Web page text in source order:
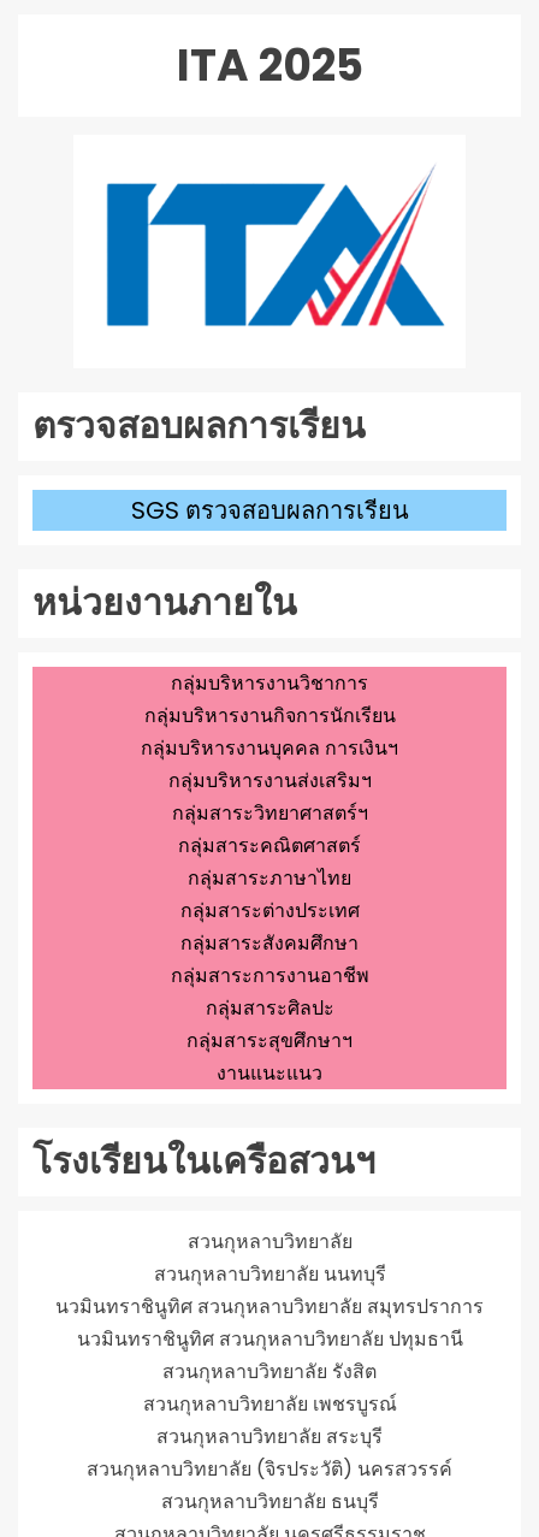
ITA 2025
ตรวจสอบผลการเรียน
SGS ตรวจสอบผลการเรียน
หน่วยงานภายใน
กลุ่มบริหารงานวิชาการ
กลุ่มบริหารงานกิจการนักเรียน
กลุ่มบริหารงานบุคคล การเงินฯ
กลุ่มบริหารงานส่งเสริมฯ
กลุ่มสาระวิทยาศาสตร์ฯ
กลุ่มสาระคณิตศาสตร์
กลุ่มสาระภาษาไทย
กลุ่มสาระต่างประเทศ
กลุ่มสาระสังคมศึกษา
กลุ่มสาระการงานอาชีพ
กลุ่มสาระศิลปะ
กลุ่มสาระสุขศึกษาฯ
งานแนะแนว
โรงเรียนในเครือสวนฯ
สวนกุหลาบวิทยาลัย
สวนกุหลาบวิทยาลัย นนทบุรี
นวมินทราชินูทิศ สวนกุหลาบวิทยาลัย สมุทรปราการ
นวมินทราชินูทิศ สวนกุหลาบวิทยาลัย ปทุมธานี
สวนกุหลาบวิทยาลัย รังสิต
สวนกุหลาบวิทยาลัย เพชรบูรณ์
สวนกุหลาบวิทยาลัย สระบุรี
สวนกุหลาบวิทยาลัย (จิรประวัติ) นครสวรรค์
สวนกุหลาบวิทยาลัย ธนบุรี